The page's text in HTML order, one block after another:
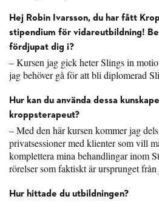
Hej Robin Ivarsson, du har fått
stipendium för vidareutbildning!
fördjupat dig i?
– Kursen jag gick heter Slings in
jag behöver gå för att bli diplomerad
Hur kan du använda dessa
kroppsterapeut?
– Med den här kursen kommer jag
privatsessioner med klienter som vill
komplettera mina behandlingar inom
rörelser som faktiskt är ursprunget
Hur hittade du utbildningen?